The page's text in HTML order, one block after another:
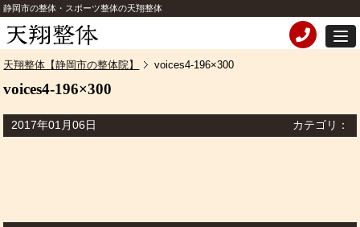
静岡市の整体・スポーツ整体の天翔整体
天翔整体【静岡市の整体院】 voices4-196×300
voices4-196×300
2017年01月06日 カテゴリ：